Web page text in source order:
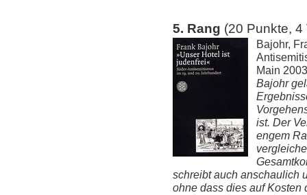
5. Rang (20 Punkte, 4
Bajohr,
Main
Bajohr
ist. Der
engem
schreibt auch anschaulich
ohne dass dies auf Kosten